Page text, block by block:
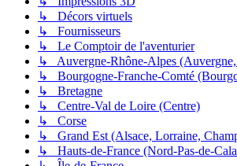
↳ Décors virtuels
↳ Fournisseurs
↳ Le Comptoir de l'aventurier
↳ Auvergne-Rhône-Alpes
↳ Bourgogne-Franche-Comté
↳ Bretagne
↳ Centre-Val de Loire (Centre)
↳ Corse
↳ Grand Est (Alsace, Lorraine,
↳ Hauts-de-France (Nord-Pas-de-